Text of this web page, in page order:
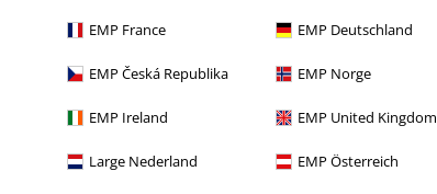
EMP France EMP Deutschland
EMP Česká Republika EMP Norge
EMP Ireland EMP United Kingdom
Large Nederland EMP Österreich